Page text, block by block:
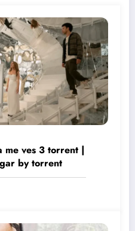
me ves 3 torrent |
by torrent